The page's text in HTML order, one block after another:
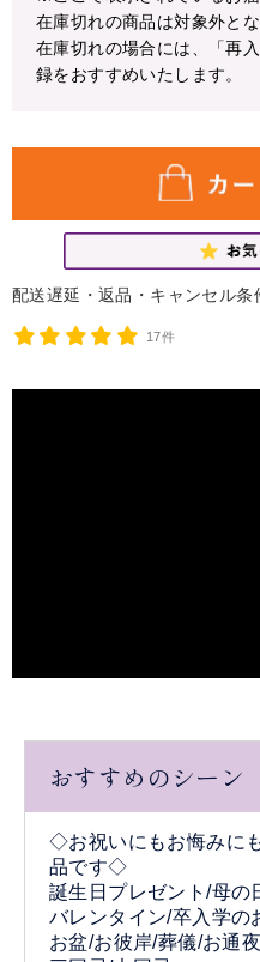
文頂けます。
【配送停止の可能性にある地
停止の可能性がある地域へ
文ではない場合には、なる
することをおすすめいたしま
天候・気温などを確認させ
をご相談をさせて頂く場合
ださい。
ご心配な方は事前にご相談く
ご迷惑をお掛けいたします
在庫切れの商品は対象外とな
在庫切れの場合には、「再
録をおすすめいたします。
配送遅延・返品・キャンセル条
17件
おすすめのシーン
◇お祝いにもお悔みに
品です◇
誕生日プレゼント/母の
バレンタイン/卒入学の
お盆/お彼岸/葬儀/お通